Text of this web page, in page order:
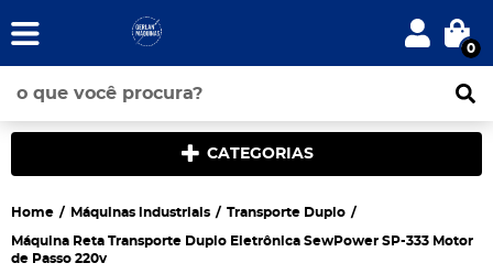
0
CATEGORIAS
Home Máquinas industriais Transporte Duplo
Máquina Reta Transporte Duplo Eletrônica SewPower SP-333 Motor
de Passo 220v